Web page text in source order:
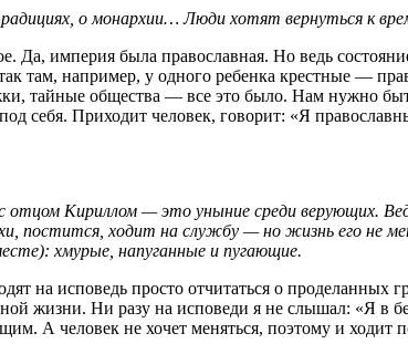
о монархии… Люди хотят вернуться к
империя была православная. Но ведь
там, например, у одного ребенка крестные
тайные общества — все это было. Нам нужно
себя. Приходит человек, говорит: «Я
Кириллом — это уныние среди верующих.
постится, ходит на службу — но жизнь его не
хмурые, напуганные и пугающие.
на исповедь просто отчитаться о проделанных
жизни. Ни разу на исповеди я не слышал: «Я в
А человек не хочет меняться, поэтому и ходит